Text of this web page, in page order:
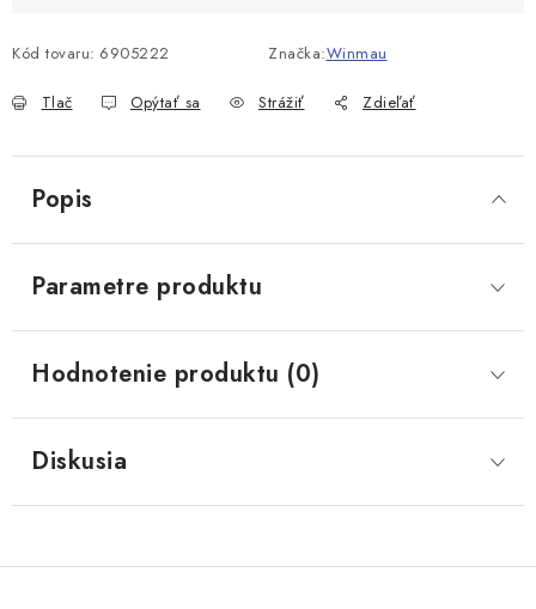
Kód tovaru: 6905222 Značka:Winmau
Tlač Opýtať sa Strážiť Zdieľať
Popis
Parametre produktu
Hodnotenie produktu (0)
Diskusia